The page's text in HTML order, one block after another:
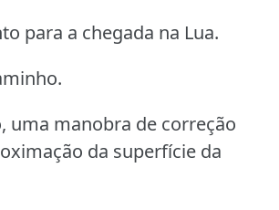
para a chegada na Lua.
uma manobra de correção
da superfície da